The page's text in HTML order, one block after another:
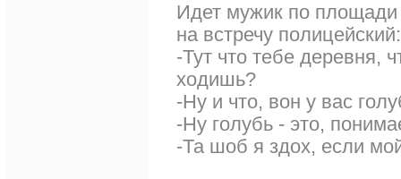
Идет мужик по
на встpечу полицейский:
-Тут что тебе деpевня,
ходишь?
-Hу и что, вон у вас
-Hу голубь - это,
-Та шоб я здох, если